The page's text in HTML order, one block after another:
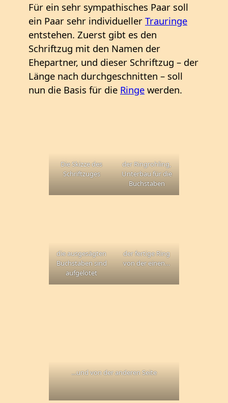
Für ein sehr sympathisches Paar soll
ein Paar sehr individueller Trauringe
entstehen. Zuerst gibt es den
Schriftzug mit den Namen der
Ehepartner, und dieser Schriftzug – der
Länge nach durchgeschnitten – soll
nun die Basis für die Ringe werden.
Die Skizze des
Schriftzuges
der Ringrohling,
Unterbau für die
Buchstaben
die ausgesägten
Buchstaben sind
aufgelötet
der fertige Ring
von der einen…
…und von der anderen Seite